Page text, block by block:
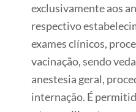
exclusivamente aos
respectivo
exames clínicos,
vacinação, sendo
anestesia geral,
internação. É